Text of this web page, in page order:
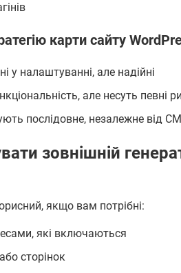
карти сайту
у налаштуванні, але надійні
але несуть певні
послідовне, незалежне від
зовнішній
якщо вам потрібні:
які включаються
сторінок